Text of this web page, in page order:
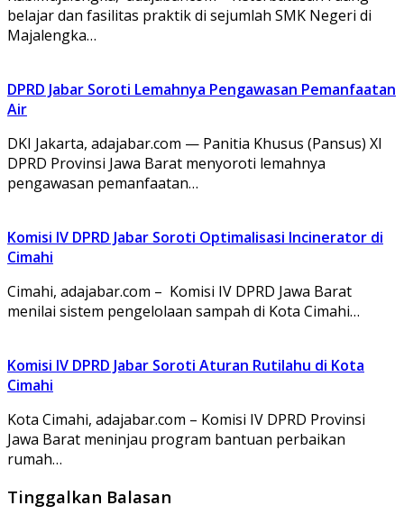
belajar dan fasilitas praktik di sejumlah SMK Negeri di
Majalengka…
DPRD Jabar Soroti Lemahnya Pengawasan Pemanfaatan
Air
DKI Jakarta, adajabar.com — Panitia Khusus (Pansus) XI
DPRD Provinsi Jawa Barat menyoroti lemahnya
pengawasan pemanfaatan…
Komisi IV DPRD Jabar Soroti Optimalisasi Incinerator di
Cimahi
Cimahi, adajabar.com – Komisi IV DPRD Jawa Barat
menilai sistem pengelolaan sampah di Kota Cimahi…
Komisi IV DPRD Jabar Soroti Aturan Rutilahu di Kota
Cimahi
Kota Cimahi, adajabar.com – Komisi IV DPRD Provinsi
Jawa Barat meninjau program bantuan perbaikan
rumah…
Tinggalkan Balasan